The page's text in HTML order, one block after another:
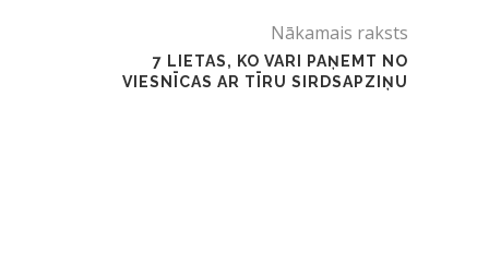
Nākamais raksts
7 LIETAS, KO VARI PAŅEMT NO
VIESNĪCAS AR TĪRU SIRDSAPZIŅU